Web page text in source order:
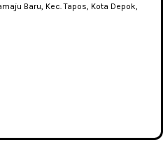
Baru, Kec. Tapos, Kota Depok,